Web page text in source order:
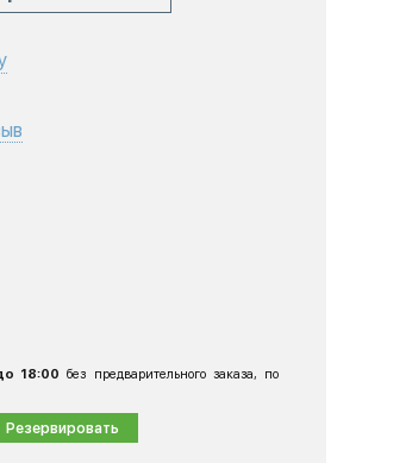
18:00 без предварительного заказа, по
Резервировать